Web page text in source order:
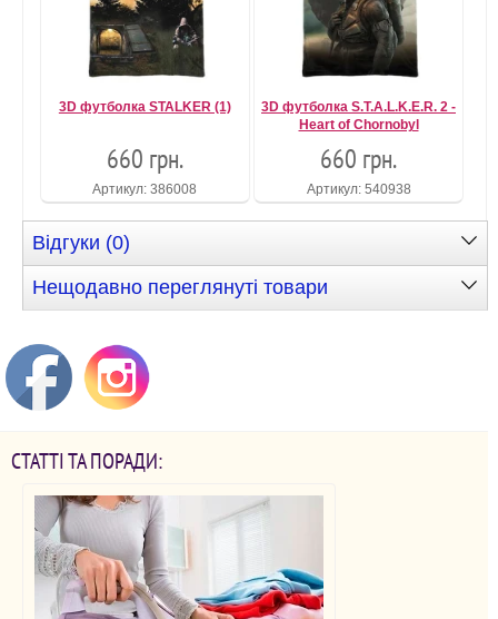
3D футболка STALKER (1)
660 грн.
Артикул: 386008
3D футболка S.T.A.L.K.E.R. 2 -
Heart of Chornobyl
660 грн.
Артикул: 540938
Відгуки (0)
Нещодавно переглянуті товари
СТАТТІ ТА ПОРАДИ: